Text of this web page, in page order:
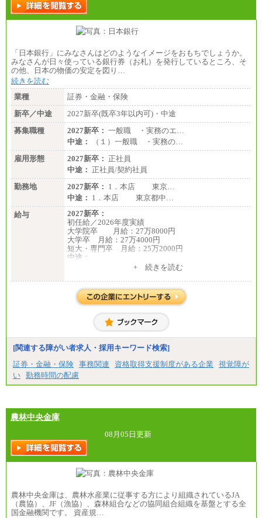
【会計年度任用職員】初任給
週30時間勤務 月給：17万248円
週20時間勤務 月給：11万3,499円
(注)上記の初任給は、給料月額に一律地域手当を加え
(注)採用時までに給与改定があった場合は、改訂後の
額となります。
「日本銀行」にみなさんはどのようなイメージをおもちでしょうか。
みなさんが日々使っている銀行券（お札）を発行しているところ、そ
の他、日本の物価の安定を図り…
続きを読む
業種
証券・金融・保険
新卒／中途
2027新卒(既卒3年以内可)・中途
募集職種
2027新卒： 一般職 ・実務のエ…
中途：
（１）一般職 ・実務の…
雇用形態
2027新卒： 正社員
中途： 正社員/契約社員
勤務地
2027新卒： 1．本店 東京…
中途： 1．本店 東京都中…
給与
2027新卒：
初任給／2026年度実績
大学院卒 月給：27万8000円
大学卒 月給：27万4000円
短大・専門卒 月給：25万2000円
中途：
※職務経験等を考慮し決定いたします。
※試用期間中も給与に変更はございません
+ 続きを読む
[関連する障がい者求人・採用キーワード検索]
証券・金融・保険 事務関連 資格取得支援制度がある企業
視覚障が
い 勤務時間の配慮
農林中央金庫
08月05日更新
農林中央金庫は、農林水産業に従事する方により組織されているJA
（農協）、JF（漁協）、森林組合などの協同組合組織を基盤とする全
国金融機関です。 資産規…